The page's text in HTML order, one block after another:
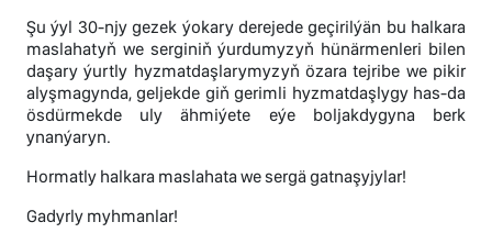
Şu ýyl 30-njy gezek ýokary derejede geçirilýän bu halkara
maslahatyň we serginiň ýurdumyzyň hünärmenleri bilen
daşary ýurtly hyzmatdaşlarymyzyň özara tejribe we pikir
alyşmagynda, geljekde giň gerimli hyzmatdaşlygy has-da
ösdürmekde uly ähmiýete eýe boljakdygyna berk
ynanýaryn.
Hormatly halkara maslahata we sergä gatnaşyjylar!
Gadyrly myhmanlar!